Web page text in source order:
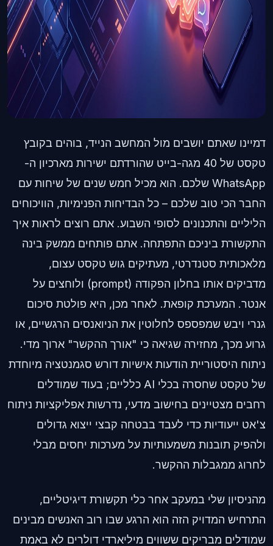
דמיינו שאתם יושבים מול המחשב הנייד, בוהים בקובץ
טקסט של 40 מגה-בייט שהורדתם ישירות מארכיון ה-
WhatsApp שלכם. הוא מכיל חמש שנים של שיחות עם
החבר הכי טוב שלכם – כל הבדיחות הפנימיות, הוויכוחים
הליליים והתכנונים לסופי השבוע. אתם רוצים לראות איך
התקשורת ביניכם התפתחה. אתם פותחים ממשק בינה
מלאכותית סטנדרטי, מעתיקים גוש טקסט עצום,
מדביקים אותו בחלון הפקודה (prompt) ולוחצים על
אנטר. המערכת קופאת. לאחר מכן, היא פולטת סיכום
גנרי ויבש שמפספס לחלוטין את הניואנסים הרגשיים, או
גרוע מכך, מחזירה שגיאה כי "אורך ההקשר" ארוך מדי.
ניתוח היסטוריית הודעות אישיות דורש סגמנטציה מיוחדת
של טקסט שחסרה בכלי AI כלליים; בעוד שמודלים
רחבים מצטיינים בחישוב מדעי, נדרשות אפליקציות ניתוח
צ'אט ייעודיות כדי לעבד בבטחה קבצי ייצוא גדולים
ולהפיק תובנות משמעותיות על מערכות יחסים מבלי
לחרוג ממגבלות ההקשר.
מהניסיון שלי במעקב אחר כלי תקשורת דיגיטליים,
התרחיש המדויק הזה הוא הרגע שבו רוב האנשים מבינים
שמודלים מבריקים ששווים מיליארדי דולרים לא באמת